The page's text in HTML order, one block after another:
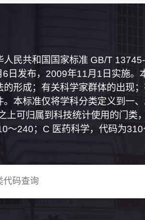
人民共和国国家标准 GB/T
日发布，2009年11月1日实施
形成；有关科学家群体的出现
本标准仅将学科分类定义到一
上可归属到科技统计使用的门
～240；C 医药科学，代码为